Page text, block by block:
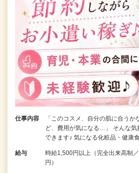
仕事内容
「このコスメ、自分の肌に合う
ど、費用が気になる…」 そんな
できます♪ 気になる化粧品・健康
給与
時給1,500円以上（完全出来高制
円）